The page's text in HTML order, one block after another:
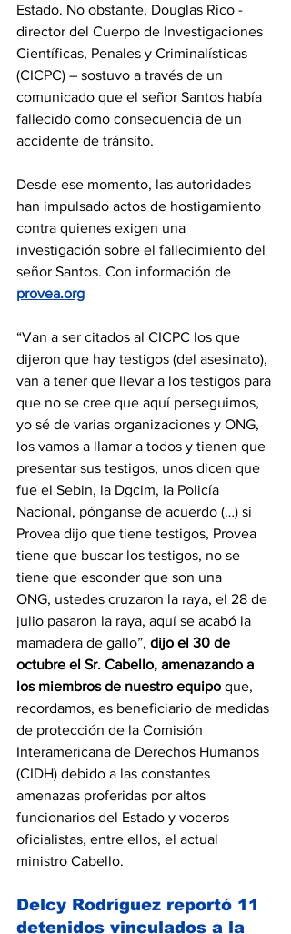
Estado. No obstante, Douglas Rico -
director del Cuerpo de Investigaciones
Científicas, Penales y Criminalísticas
(CICPC) – sostuvo a través de un
comunicado que el señor Santos había
fallecido como consecuencia de un
accidente de tránsito.
Desde ese momento, las autoridades
han impulsado actos de hostigamiento
contra quienes exigen una
investigación sobre el fallecimiento del
señor Santos. Con información de
provea.org
“Van a ser citados al CICPC los que
dijeron que hay testigos (del asesinato),
van a tener que llevar a los testigos para
que no se cree que aquí perseguimos,
yo sé de varias organizaciones y ONG,
los vamos a llamar a todos y tienen que
presentar sus testigos, unos dicen que
fue el Sebin, la Dgcim, la Policía
Nacional, pónganse de acuerdo (…) si
Provea dijo que tiene testigos, Provea
tiene que buscar los testigos, no se
tiene que esconder que son una
ONG, ustedes cruzaron la raya, el 28 de
julio pasaron la raya, aquí se acabó la
mamadera de gallo”, dijo el 30 de
octubre el Sr. Cabello, amenazando a
los miembros de nuestro equipo que,
recordamos, es beneficiario de medidas
de protección de la Comisión
Interamericana de Derechos Humanos
(CIDH) debido a las constantes
amenazas proferidas por altos
funcionarios del Estado y voceros
oficialistas, entre ellos, el actual
ministro Cabello.
Delcy Rodríguez reportó 11
detenidos vinculados a la